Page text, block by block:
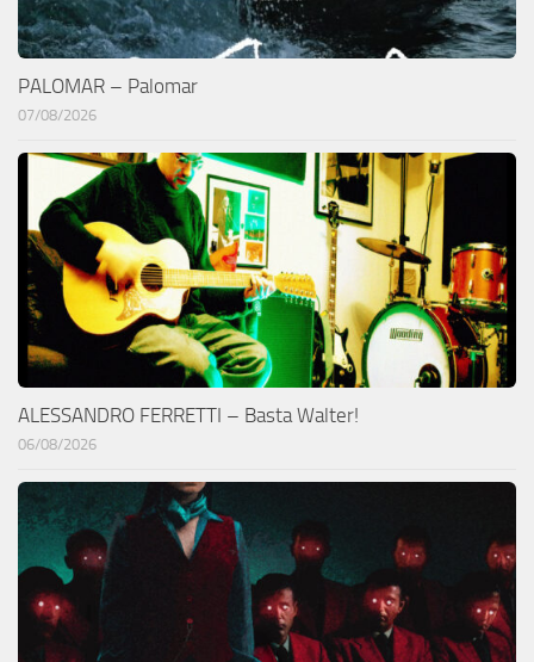
PALOMAR – Palomar
07/08/2026
ALESSANDRO FERRETTI – Basta Walter!
06/08/2026